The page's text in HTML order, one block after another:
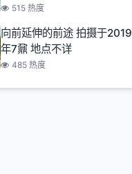
515 热度
向前延伸的前途 拍摄于2019
年7鼐 地点不详
485 热度